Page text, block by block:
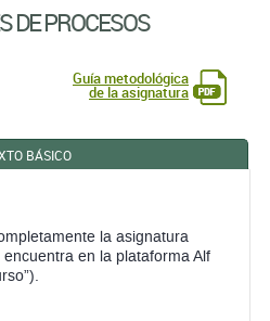
DE PROCESOS
Guía metodológica
de la asignatura
BÁSICO
la asignatura
en la plataforma Alf